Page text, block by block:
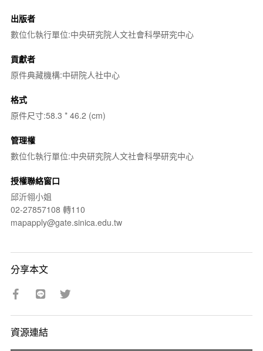
出版者
數位化執行單位:中央研究院人文社會科學研究中心
貢獻者
原件典藏機構:中研院人社中心
格式
原件尺寸:58.3 * 46.2 (cm)
管理權
數位化執行單位:中央研究院人文社會科學研究中心
授權聯絡窗口
邱沂翎小姐
02-27857108 轉110
mapapply@gate.sinica.edu.tw
分享本文
資源連結